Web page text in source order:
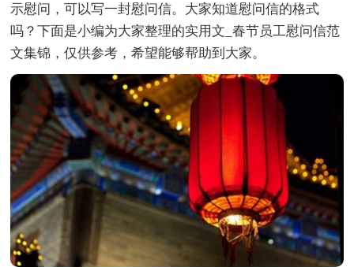
示慰问，可以写一封慰问信。大家知道慰问信的格式
吗？下面是小编为大家整理的实用文_春节员工慰问信范
文集锦，仅供参考，希望能够帮助到大家。